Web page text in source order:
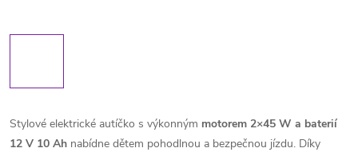
Stylové elektrické autíčko s výkonným motorem 2×45 W a baterií
12 V 10 Ah nabídne dětem pohodlnou a bezpečnou jízdu. Díky